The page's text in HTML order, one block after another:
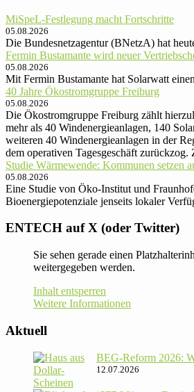
MiSpeL-Festlegung macht Fortschritte
05.08.2026
Die Bundesnetzagentur (BNetzA) hat
Fermin Bustamante wird neuer
05.08.2026
Mit Fermin Bustamante hat Solarwatt
40 Jahre Ökostromgruppe Freiburg
05.08.2026
Die Ökostromgruppe Freiburg zählt
mehr als 40 Windenergieanlagen, 140
weiteren 40 Windenergieanlagen in der
dem operativen Tagesgeschäft
Studie Wärmewende: Kommunen setzen
05.08.2026
Eine Studie von Öko-Institut und
Bioenergiepotenziale jenseits lokaler
ENTECH auf X (oder Twitter)
Sie sehen gerade einen
weitergegeben werden.
Inhalt entsperren
Weitere Informationen
Aktuell
BEG-Reform 2026:
12.07.2026